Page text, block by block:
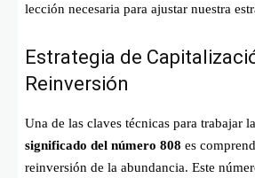
lección necesaria para ajustar nuestra
Estrategia de
Reinversión
Una de las claves técnicas para trabajar
significado del número 808 es
reinversión de la abundancia. Este